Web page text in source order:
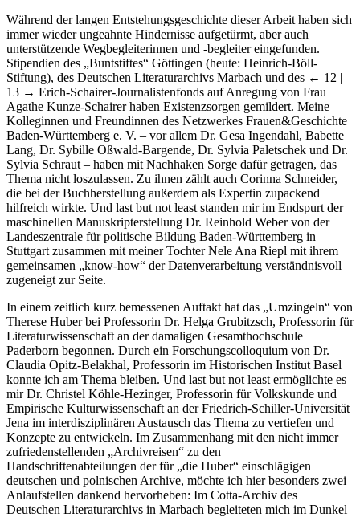
Während der langen Entstehungsgeschichte dieser Arbeit haben sich
immer wieder ungeahnte Hindernisse aufgetürmt, aber auch
unterstützende Wegbegleiterinnen und -begleiter eingefunden.
Stipendien des „Buntstiftes“ Göttingen (heute: Heinrich-Böll-
Stiftung), des Deutschen Literaturarchivs Marbach und des← 12 |
13 →Erich-Schairer-Journalistenfonds auf Anregung von Frau
Agathe Kunze-Schairer haben Existenzsorgen gemildert. Meine
Kolleginnen und Freundinnen des Netzwerkes Frauen&Geschichte
Baden-Württemberg e. V. – vor allem Dr. Gesa Ingendahl, Babette
Lang, Dr. Sybille Oßwald-Bargende, Dr. Sylvia Paletschek und Dr.
Sylvia Schraut – haben mit Nachhaken Sorge dafür getragen, das
Thema nicht loszulassen. Zu ihnen zählt auch Corinna Schneider,
die bei der Buchherstellung außerdem als Expertin zupackend
hilfreich wirkte. Und last but not least standen mir im Endspurt der
maschinellen Manuskripterstellung Dr. Reinhold Weber von der
Landeszentrale für politische Bildung Baden-Württemberg in
Stuttgart zusammen mit meiner Tochter Nele Ana Riepl mit ihrem
gemeinsamen „know-how“ der Datenverarbeitung verständnisvoll
In einem zeitlich kurz bemessenen Auftakt hat das „Umzingeln“ von
Therese Huber bei Professorin Dr. Helga Grubitzsch, Professorin für
Literaturwissenschaft an der damaligen Gesamthochschule
Paderborn begonnen. Durch ein Forschungscolloquium von Dr.
Claudia Opitz-Belakhal, Professorin im Historischen Institut Basel
konnte ich am Thema bleiben. Und last but not least ermöglichte es
mir Dr. Christel Köhle-Hezinger, Professorin für Volkskunde und
Empirische Kulturwissenschaft an der Friedrich-Schiller-Universität
Jena im interdisziplinären Austausch das Thema zu vertiefen und
Konzepte zu entwickeln. Im Zusammenhang mit den nicht immer
zufriedenstellenden „Archivreisen“ zu den
Handschriftenabteilungen der für „die Huber“ einschlägigen
deutschen und polnischen Archive, möchte ich hier besonders zwei
Anlaufstellen dankend hervorheben: Im Cotta-Archiv des